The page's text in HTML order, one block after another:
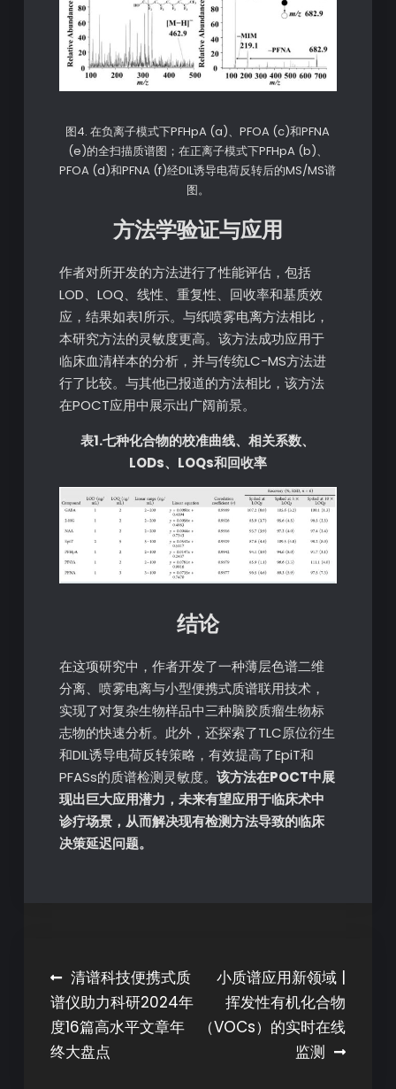
图4. 在负离子模式下PFHpA (a)、PFOA (c)和PFNA
(e)的全扫描质谱图；在正离子模式下PFHpA (b)、
PFOA (d)和PFNA (f)经DIL诱导电荷反转后的MS/MS谱
图。
方法学验证与应用
作者对所开发的方法进行了性能评估，包括
LOD、LOQ、线性、重复性、回收率和基质效
应，结果如表1所示。与纸喷雾电离方法相比，
本研究方法的灵敏度更高。该方法成功应用于
临床血清样本的分析，并与传统LC-MS方法进
行了比较。与其他已报道的方法相比，该方法
在POCT应用中展示出广阔前景。
表1.七种化合物的校准曲线、相关系数、
LODs、LOQs和回收率
结论
在这项研究中，作者开发了一种薄层色谱二维
分离、喷雾电离与小型便携式质谱联用技术，
实现了对复杂生物样品中三种脑胶质瘤生物标
志物的快速分析。此外，还探索了TLC原位衍生
和DIL诱导电荷反转策略，有效提高了EpiT和
PFASs的质谱检测灵敏度。 该方法在POCT中展
现出巨大应用潜力，未来有望应用于临床术中
诊疗场景，从而解决现有检测方法导致的临床
决策延迟问题。
清谱科技便携式质
谱仪助力科研2024年
度16篇高水平文章年
终大盘点
小质谱应用新领域 |
挥发性有机化合物
（VOCs）的实时在线
监测